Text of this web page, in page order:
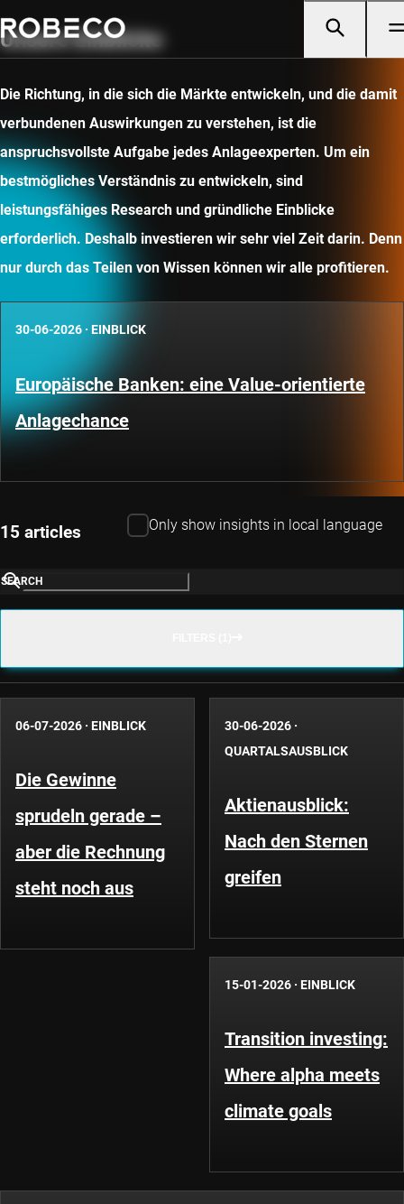
Unsere Einblicke
Die Richtung, in die sich die Märkte entwickeln, und die damit
verbundenen Auswirkungen zu verstehen, ist die
anspruchsvollste Aufgabe jedes Anlageexperten. Um ein
bestmögliches Verständnis zu entwickeln, sind
leistungsfähiges Research und gründliche Einblicke
erforderlich. Deshalb investieren wir sehr viel Zeit darin. Denn
nur durch das Teilen von Wissen können wir alle profitieren.
30-06-2026 · EINBLICK
Europäische Banken: eine Value-orientierte
Anlagechance
15 articles Only show insights in local language
SEARCH
06-07-2026 · EINBLICK
Die Gewinne
sprudeln gerade –
aber die Rechnung
steht noch aus
30-06-2026 ·
QUARTALSAUSBLICK
Aktienausblick:
Nach den Sternen
greifen
15-01-2026 · EINBLICK
Transition investing:
Where alpha meets
climate goals